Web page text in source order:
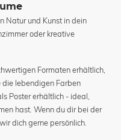
Natur und Kunst in dein
oder kreative
Formaten erhältlich,
lebendigen Farben
Poster erhältlich - ideal,
hast. Wenn du dir bei der
dich gerne persönlich.